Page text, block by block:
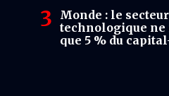
Monde : le secteur
technologique ne
que 5 % du